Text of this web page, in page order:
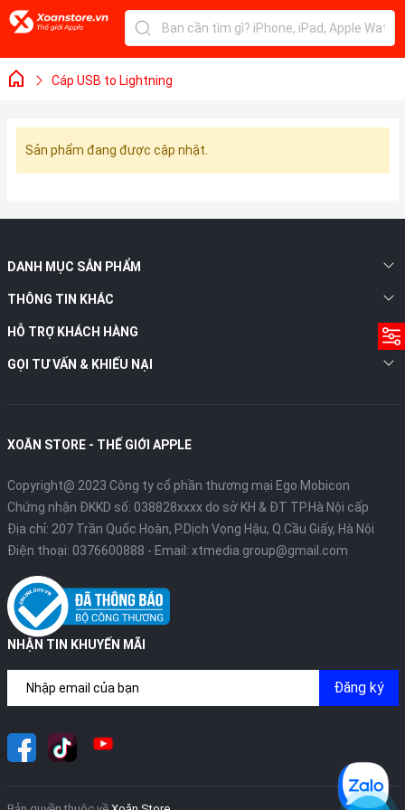
Cáp USB to Lightning
Sản phẩm đang được cập nhật.
DANH MỤC SẢN PHẨM
THÔNG TIN KHÁC
HỖ TRỢ KHÁCH HÀNG
GỌI TƯ VẤN & KHIẾU NẠI
XOĂN STORE - THẾ GIỚI APPLE
Copyright@ 2023 Công ty cổ phần thương mại Ego Mobicon
Chứng nhận ĐKKD số: 038828xxxx do sở KH & ĐT TP.Hà Nội cấp
Địa chỉ: 207 Trần Quốc Hoàn, P.Dịch Vọng Hậu, Q.Cầu Giấy, Hà Nội
Điện thoại: 0376600888 - Email: xtmedia.group@gmail.com
NHẬN TIN KHUYẾN MÃI
Đăng ký